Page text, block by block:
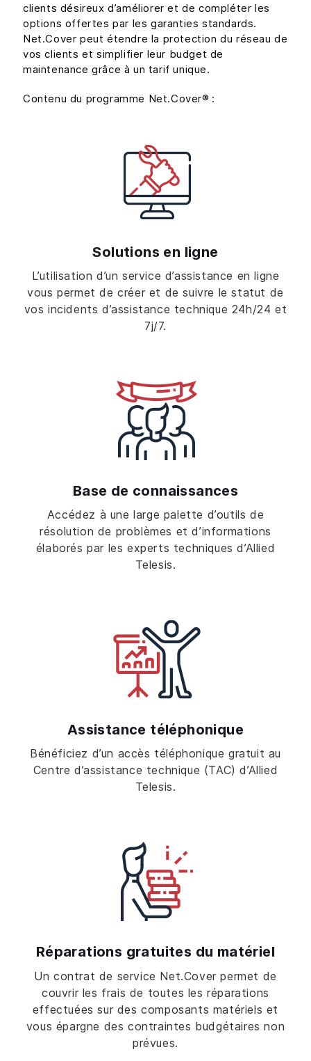
clients désireux d’améliorer et de compléter les
options offertes par les garanties standards.
Net.Cover peut étendre la protection du réseau de
vos clients et simplifier leur budget de
maintenance grâce à un tarif unique.
Contenu du programme Net.Cover® :
Solutions en ligne
L’utilisation d’un service d’assistance en ligne
vous permet de créer et de suivre le statut de
vos incidents d’assistance technique 24h/24 et
7j/7.
Base de connaissances
Accédez à une large palette d’outils de
résolution de problèmes et d’informations
élaborés par les experts techniques d’Allied
Telesis.
Assistance téléphonique
Bénéficiez d’un accès téléphonique gratuit au
Centre d’assistance technique (TAC) d’Allied
Telesis.
Réparations gratuites du matériel
Un contrat de service Net.Cover permet de
couvrir les frais de toutes les réparations
effectuées sur des composants matériels et
vous épargne des contraintes budgétaires non
prévues.